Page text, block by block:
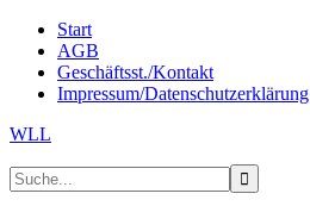
Start
AGB
Geschäftsst./Kontakt
Impressum/Datenschutzerklärung
WLL